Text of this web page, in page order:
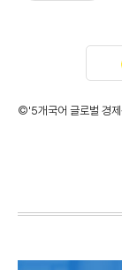
©'5개국어 글로벌 경제